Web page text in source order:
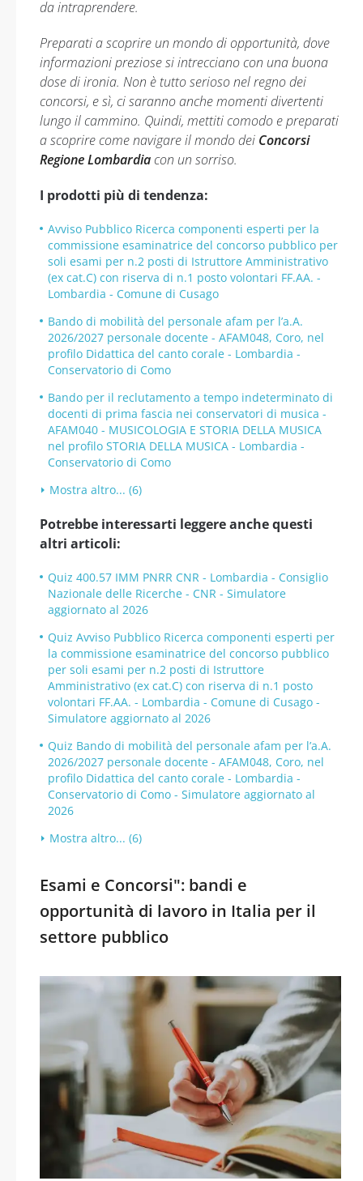
da intraprendere.
Preparati a scoprire un mondo di opportunità, dove
informazioni preziose si intrecciano con una buona
dose di ironia. Non è tutto serioso nel regno dei
concorsi, e sì, ci saranno anche momenti divertenti
lungo il cammino. Quindi, mettiti comodo e preparati
a scoprire come navigare il mondo dei Concorsi
Regione Lombardiacon un sorriso.
I prodotti più di tendenza:
Avviso Pubblico Ricerca componenti esperti per la
commissione esaminatrice del concorso pubblico per
soli esami per n.2 posti di Istruttore Amministrativo
(ex cat.C) con riserva di n.1 posto volontari FF.AA. -
Lombardia - Comune di Cusago
Bando di mobilità del personale afam per l’a.A.
2026/2027 personale docente - AFAM048, Coro, nel
profilo Didattica del canto corale - Lombardia -
Conservatorio di Como
Bando per il reclutamento a tempo indeterminato di
docenti di prima fascia nei conservatori di musica -
AFAM040 - MUSICOLOGIA E STORIA DELLA MUSICA
nel profilo STORIA DELLA MUSICA - Lombardia -
Conservatorio di Como
Mostra altro... (6)
Potrebbe interessarti leggere anche questi
altri articoli:
Quiz 400.57 IMM PNRR CNR - Lombardia - Consiglio
Nazionale delle Ricerche - CNR - Simulatore
aggiornato al 2026
Quiz Avviso Pubblico Ricerca componenti esperti per
la commissione esaminatrice del concorso pubblico
per soli esami per n.2 posti di Istruttore
Amministrativo (ex cat.C) con riserva di n.1 posto
volontari FF.AA. - Lombardia - Comune di Cusago -
Simulatore aggiornato al 2026
Quiz Bando di mobilità del personale afam per l’a.A.
2026/2027 personale docente - AFAM048, Coro, nel
profilo Didattica del canto corale - Lombardia -
Conservatorio di Como - Simulatore aggiornato al
2026
Mostra altro... (6)
Esami e Concorsi": bandi e
opportunità di lavoro in Italia per il
settore pubblico